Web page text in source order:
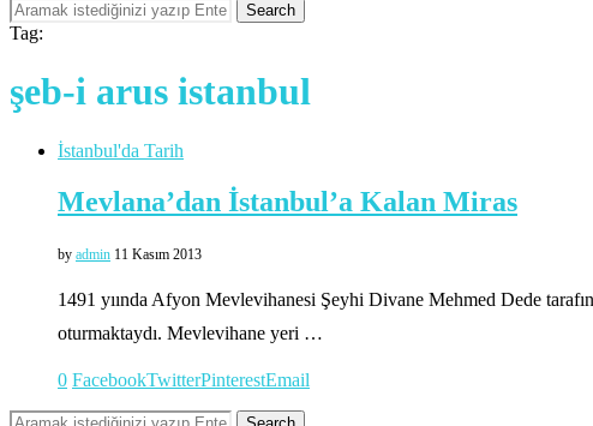
Search
Tag:
şeb-i arus istanbul
İstanbul'da Tarih
Mevlana’dan İstanbul’a Kalan Miras
by admin 11 Kasım 2013
1491 yıında Afyon Mevlevihanesi Şeyhi Divane Mehmed Dede
oturmaktaydı. Mevlevihane yeri …
0 FacebookTwitterPinterestEmail